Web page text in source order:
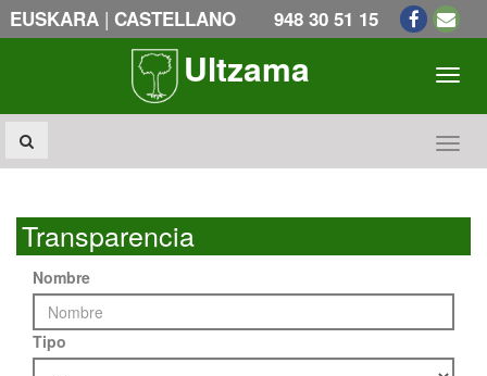
EUSKARA | CASTELLANO 948 30 51 15
Ultzama
Transparencia
Nombre
Tipo